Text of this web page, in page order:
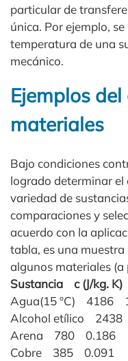
particular de
única. Por ejemplo,
temperatura de una
mecánico.
Ejemplos
materiales
Bajo condiciones
logrado determinar el
variedad de
comparaciones y
acuerdo con la
tabla, es una muestra
algunos materiales (a
Sustancia c (J/kg. K)
Agua(15 ºC) 4186
Alcohol etílico
Arena 780 0.186
Cobre 385 0.091